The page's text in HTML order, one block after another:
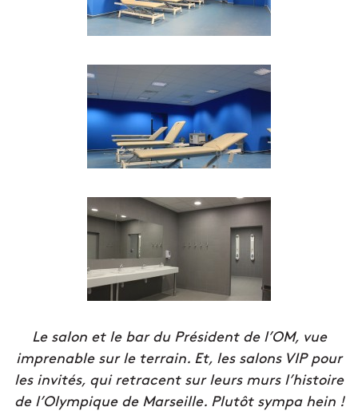
Le salon et le bar du Président de l’OM, vue
imprenable sur le terrain. Et, les salons VIP pour
les invités, qui retracent sur leurs murs l’histoire
de l’Olympique de Marseille. Plutôt sympa hein !